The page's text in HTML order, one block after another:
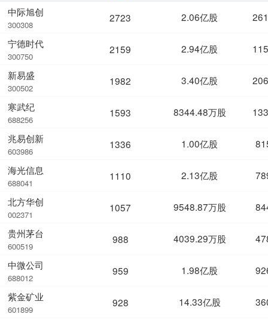
中际旭创
300308
宁德时代
300750
新易盛
300502
寒武纪
688256
兆易创新
603986
海光信息
688041
北方华创
002371
贵州茅台
600519
中微公司
688012
紫金矿业
601899
2723 2.06亿股
2159 2.94亿股
1982 3.40亿股
1593 8344.48万股
1336 1.00亿股
1110 2.13亿股
1057 9548.87万股
988 4039.29万股
959 1.98亿股
928 14.33亿股